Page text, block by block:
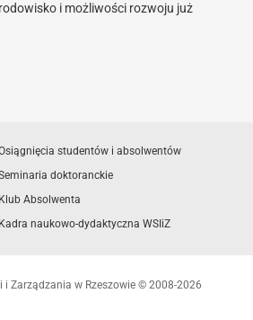
i możliwości rozwoju już
studentów i absolwentów
doktoranckie
Klub Absolwenta
Kadra naukowo-dydaktyczna WSIiZ
i Zarządzania w Rzeszowie © 2008-2026